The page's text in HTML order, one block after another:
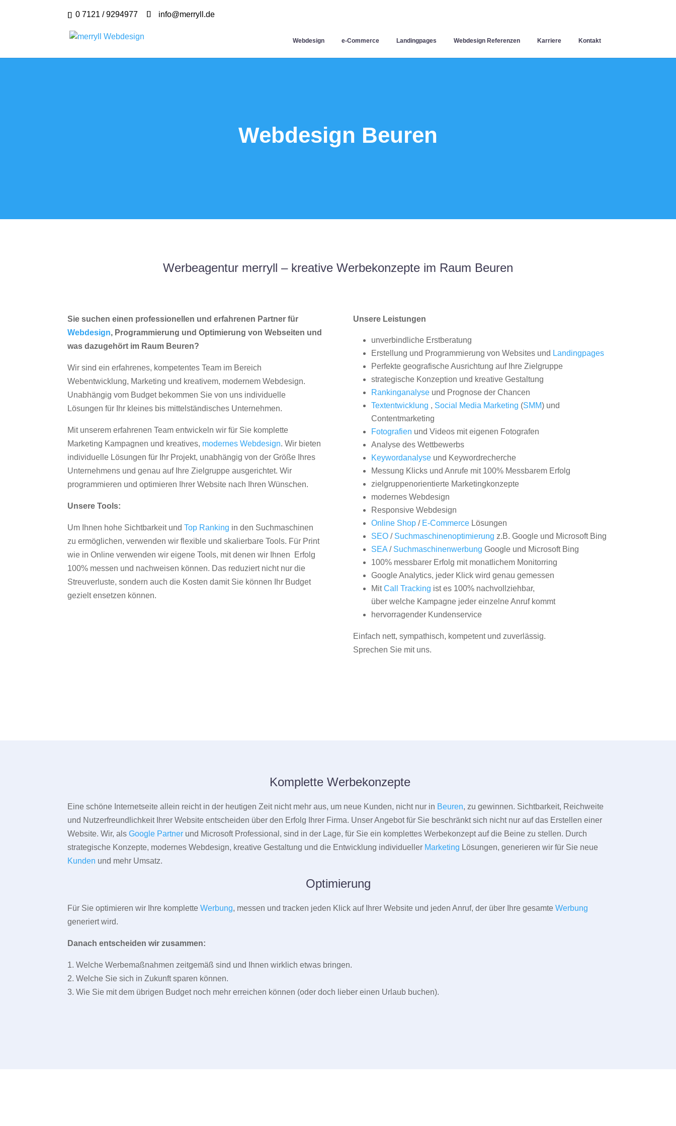
0 7121 / 9294977 info@merryll.de
Webdesign e-Commerce Landingpages Webdesign Referenzen Karriere Kontakt
Webdesign Beuren
Werbeagentur merryll – kreative Werbekonzepte im Raum Beuren
Sie suchen einen professionellen und erfahrenen Partner für
Webdesign, Programmierung und Optimierung von Webseiten und
was dazugehört im Raum Beuren?
Wir sind ein erfahrenes, kompetentes Team im Bereich
Webentwicklung, Marketing und kreativem, modernem Webdesign.
Unabhängig vom Budget bekommen Sie von uns individuelle
Lösungen für Ihr kleines bis mittelständisches Unternehmen.
Mit unserem erfahrenen Team entwickeln wir für Sie komplette
Marketing Kampagnen und kreatives, modernes Webdesign. Wir bieten
individuelle Lösungen für Ihr Projekt, unabhängig von der Größe Ihres
Unternehmens und genau auf Ihre Zielgruppe ausgerichtet. Wir
programmieren und optimieren Ihrer Website nach Ihren Wünschen.
Unsere Tools:
Um Ihnen hohe Sichtbarkeit undTop Ranking in den Suchmaschinen
zu ermöglichen, verwenden wir flexible und skalierbare Tools. Für Print
wie in Online verwenden wir eigene Tools, mit denen wir Ihnen Erfolg
100% messen und nachweisen können. Das reduziert nicht nur die
Streuverluste, sondern auch die Kosten damit Sie können Ihr Budget
gezielt ensetzen können.
Unsere Leistungen
unverbindliche Erstberatung
Erstellung und Programmierung von Websites und Landingpages
Perfekte geografische Ausrichtung auf Ihre Zielgruppe
strategische Konzeption und kreative Gestaltung
Rankinganalyseund Prognose der Chancen
Textentwicklung , Social Media Marketing (SMM) und
Contentmarketing
Fotografien und Videos mit eigenen Fotografen
Analyse des Wettbewerbs
Keywordanalyseund Keywordrecherche
Messung Klicks und Anrufe mit 100% Messbarem Erfolg
zielgruppenorientierte Marketingkonzepte
modernes Webdesign
Responsive Webdesign
Online Shop/ E-CommerceLösungen
SEO/ Suchmaschinenoptimierung z.B. Google und Microsoft Bing
SEA/ Suchmaschinenwerbung Google und Microsoft Bing
100% messbarer Erfolg mit monatlichem Monitorring
Google Analytics, jeder Klick wird genau gemessen
MitCall Tracking ist es 100% nachvollziehbar,
über welche Kampagne jeder einzelne Anruf kommt
hervorragender Kundenservice
Einfach nett, sympathisch, kompetent und zuverlässig.
Sprechen Sie mit uns.
Komplette Werbekonzepte
Eine schöne Internetseite allein reicht in der heutigen Zeit nicht mehr aus, um neue Kunden, nicht nur in Beuren, zu gewinnen. Sichtbarkeit, Reichweite
und Nutzerfreundlichkeit Ihrer Website entscheiden über den Erfolg Ihrer Firma. Unser Angebot für Sie beschränkt sich nicht nur auf das Erstellen einer
Website. Wir, alsGoogle Partner und Microsoft Professional, sind in der Lage, für Sie ein komplettes Werbekonzept auf die Beine zu stellen. Durch
strategische Konzepte, modernes Webdesign, kreative Gestaltung und die Entwicklung individueller Marketing Lösungen, generieren wir für Sie neue
Kunden und mehr Umsatz.
Optimierung
Für Sie optimieren wir Ihre kompletteWerbung, messen und tracken jeden Klick auf Ihrer Website und jeden Anruf, der über Ihre gesamteWerbung
generiert wird.
Danach entscheiden wir zusammen:
1. Welche Werbemaßnahmen zeitgemäß sind und Ihnen wirklich etwas bringen.
2. Welche Sie sich in Zukunft sparen können.
3. Wie Sie mit dem übrigen Budget noch mehr erreichen können (oder doch lieber einen Urlaub buchen).